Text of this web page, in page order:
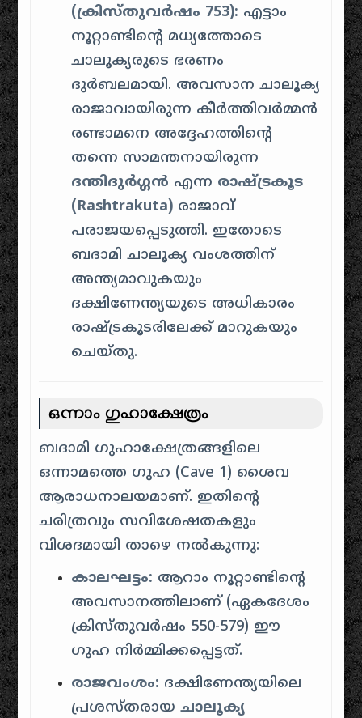
(ക്രിസ്തുവർഷം 753): എട്ടാം
നൂറ്റാണ്ടിന്റെ മധ്യത്തോടെ
ചാലൂക്യരുടെ ഭരണം
ദുർബലമായി. അവസാന ചാലൂക്യ
രാജാവായിരുന്ന കീർത്തിവർമ്മൻ
രണ്ടാമനെ അദ്ദേഹത്തിന്റെ
തന്നെ സാമന്തനായിരുന്ന
ദന്തിദുർഗ്ഗൻ എന്ന രാഷ്ട്രകൂട
(Rashtrakuta) രാജാവ്
പരാജയപ്പെടുത്തി. ഇതോടെ
ബദാമി ചാലൂക്യ വംശത്തിന്
അന്ത്യമാവുകയും
ദക്ഷിണേന്ത്യയുടെ അധികാരം
രാഷ്ട്രകൂടരിലേക്ക് മാറുകയും
ചെയ്തു.
ഒന്നാം ഗുഹാക്ഷേത്രം
ബദാമി ഗുഹാക്ഷേത്രങ്ങളിലെ
ഒന്നാമത്തെ ഗുഹ (Cave 1) ശൈവ
ആരാധനാലയമാണ്. ഇതിന്റെ
ചരിത്രവും സവിശേഷതകളും
വിശദമായി താഴെ നൽകുന്നു:
കാലഘട്ടം: ആറാം നൂറ്റാണ്ടിന്റെ
അവസാനത്തിലാണ് (ഏകദേശം
ക്രിസ്തുവർഷം 550-579) ഈ
ഗുഹ നിർമ്മിക്കപ്പെട്ടത്.
രാജവംശം: ദക്ഷിണേന്ത്യയിലെ
പ്രശസ്തരായചാലൂക്യ